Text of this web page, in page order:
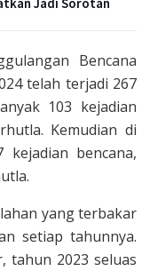
Bencana
telah terjadi 267
103 kejadian
Kemudian di
bencana,
yang terbakar
setiap tahunnya.
tahun 2023 seluas